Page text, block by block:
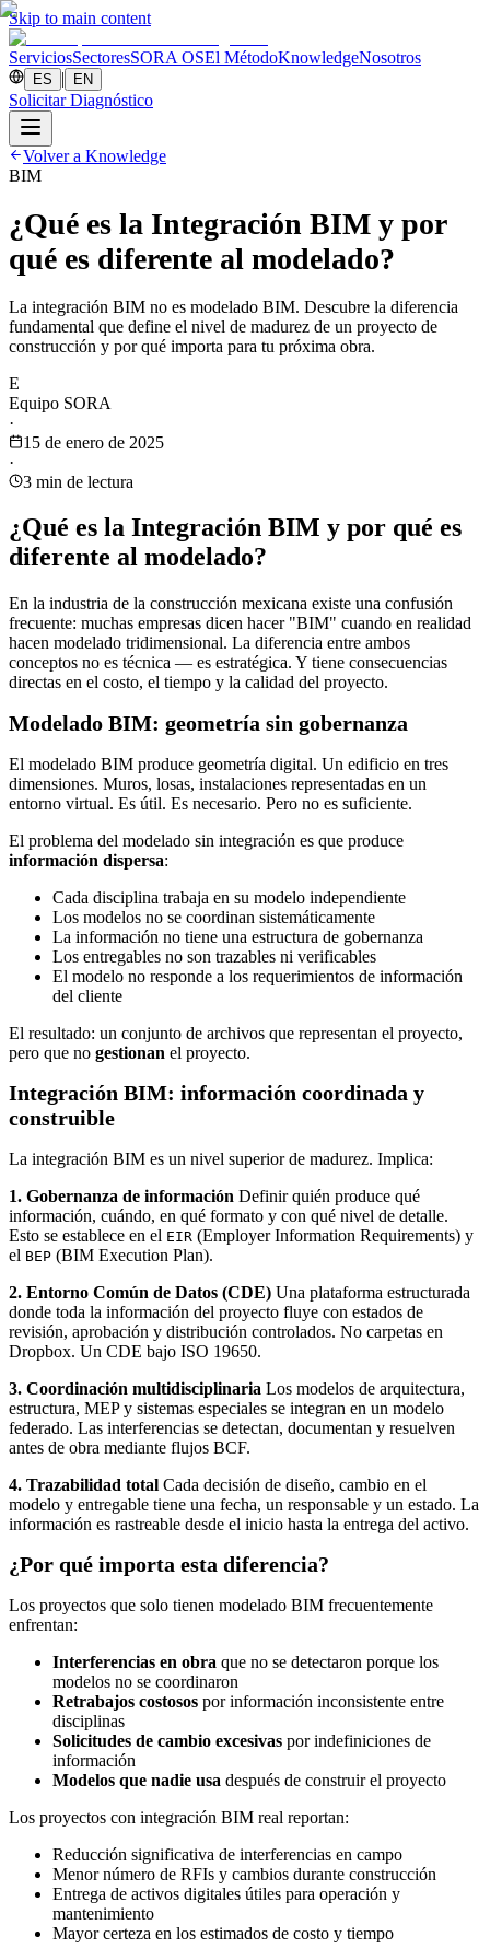
Skip to main content
ServiciosSectoresSORA OSEl MétodoKnowledgeNosotros
ES | EN
Solicitar Diagnóstico
Volver a Knowledge
BIM
¿Qué es la Integración BIM y por
qué es diferente al modelado?
La integración BIM no es modelado BIM. Descubre la diferencia
fundamental que define el nivel de madurez de un proyecto de
construcción y por qué importa para tu próxima obra.
E
Equipo SORA
·
15 de enero de 2025
·
3 min de lectura
¿Qué es la Integración BIM y por qué es
diferente al modelado?
En la industria de la construcción mexicana existe una confusión
frecuente: muchas empresas dicen hacer "BIM" cuando en realidad
hacen modelado tridimensional. La diferencia entre ambos
conceptos no es técnica — es estratégica. Y tiene consecuencias
directas en el costo, el tiempo y la calidad del proyecto.
Modelado BIM: geometría sin gobernanza
El modelado BIM produce geometría digital. Un edificio en tres
dimensiones. Muros, losas, instalaciones representadas en un
entorno virtual. Es útil. Es necesario. Pero no es suficiente.
El problema del modelado sin integración es que produce
información dispersa:
Cada disciplina trabaja en su modelo independiente
Los modelos no se coordinan sistemáticamente
La información no tiene una estructura de gobernanza
Los entregables no son trazables ni verificables
El modelo no responde a los requerimientos de información
del cliente
El resultado: un conjunto de archivos que representan el proyecto,
pero que no gestionan el proyecto.
Integración BIM: información coordinada y
construible
La integración BIM es un nivel superior de madurez. Implica:
1. Gobernanza de información Definir quién produce qué
información, cuándo, en qué formato y con qué nivel de detalle.
Esto se establece en el EIR (Employer Information Requirements) y
el BEP (BIM Execution Plan).
2. Entorno Común de Datos (CDE) Una plataforma estructurada
donde toda la información del proyecto fluye con estados de
revisión, aprobación y distribución controlados. No carpetas en
Dropbox. Un CDE bajo ISO 19650.
3. Coordinación multidisciplinaria Los modelos de arquitectura,
estructura, MEP y sistemas especiales se integran en un modelo
federado. Las interferencias se detectan, documentan y resuelven
antes de obra mediante flujos BCF.
4. Trazabilidad total Cada decisión de diseño, cambio en el
modelo y entregable tiene una fecha, un responsable y un estado. La
información es rastreable desde el inicio hasta la entrega del activo.
¿Por qué importa esta diferencia?
Los proyectos que solo tienen modelado BIM frecuentemente
enfrentan:
Interferencias en obra que no se detectaron porque los
modelos no se coordinaron
Retrabajos costosos por información inconsistente entre
disciplinas
Solicitudes de cambio excesivas por indefiniciones de
información
Modelos que nadie usa después de construir el proyecto
Los proyectos con integración BIM real reportan:
Reducción significativa de interferencias en campo
Menor número de RFIs y cambios durante construcción
Entrega de activos digitales útiles para operación y
mantenimiento
Mayor certeza en los estimados de costo y tiempo